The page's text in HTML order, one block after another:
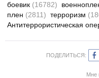
боевик (16782)
плен (2811) терроризм
Антитеррористическая
ПОДЕЛИТЬСЯ:
Мне